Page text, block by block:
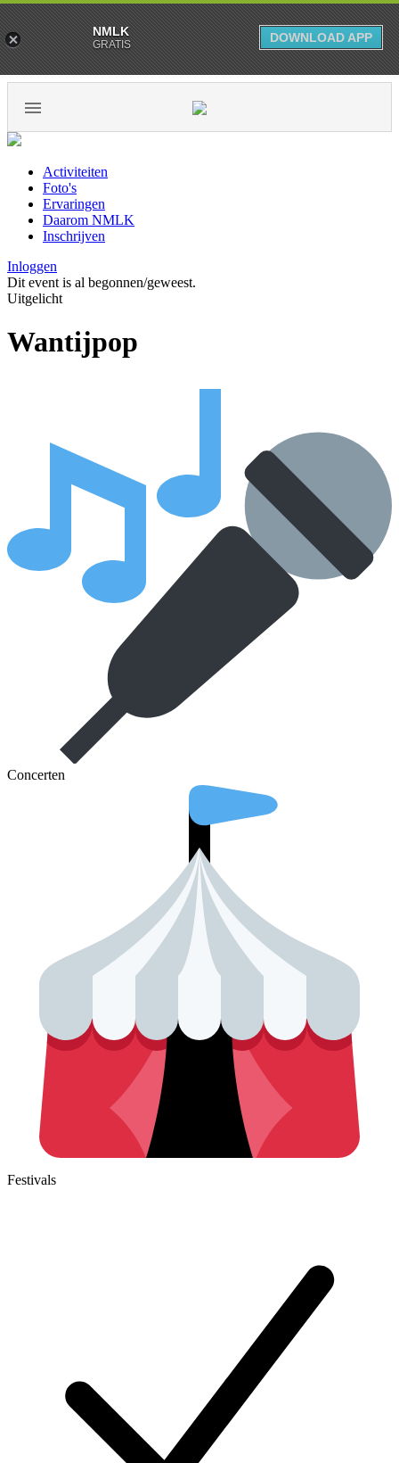
Activiteiten
Foto's
Ervaringen
Daarom NMLK
Inschrijven
Inloggen
Dit event is al begonnen/geweest.
Uitgelicht
Wantijpop
Concerten
Festivals
NMLK
GRATIS DOWNLOAD APP